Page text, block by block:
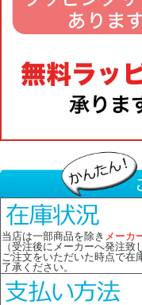
当店は一部商品を除き メーカ
（受注後にメーカーへ発注致
ご注文をいただいた時点で在
了承ください。